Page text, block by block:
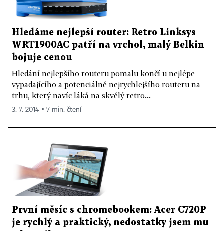
Hledáme nejlepší router: Retro Linksys
WRT1900AC patří na vrchol, malý Belkin
bojuje cenou
Hledání nejlepšího routeru pomalu končí u nejlépe
vypadajícího a potenciálně nejrychlejšího routeru na
trhu, který navíc láká na skvělý retro...
3. 7. 2014 ▪ 7 min. čtení
První měsíc s chromebookem: Acer C720P
je rychlý a praktický, nedostatky jsem mu